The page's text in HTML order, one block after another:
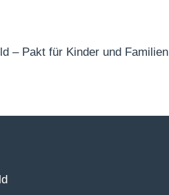
– Pakt für Kinder und Familien